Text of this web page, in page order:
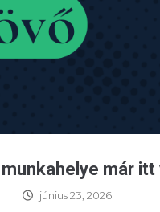
már itt
június 23, 2026